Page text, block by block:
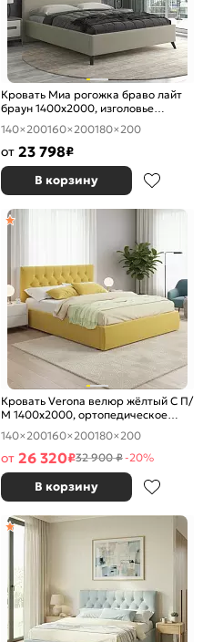
Кровать Миа рогожка браво лайт
браун 1400x2000, изголовье
мягкое
140×200160×200180×200
от 23 798₽
В корзину
Кровать Verona велюр жёлтый С П/
М 1400x2000, ортопедическое
основание, изголовье мягкое
140×200160×200180×200
от 26 320₽32 900 ₽-20%
В корзину